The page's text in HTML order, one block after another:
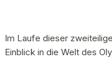
Im Laufe dieser
Einblick in die Welt des